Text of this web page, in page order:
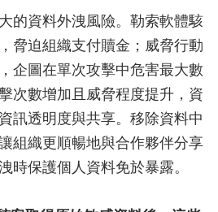
的資料外洩風險。勒索軟體駭
脅迫組織支付贖金；威脅行動
企圖在單次攻擊中危害最大數
次數增加且威脅程度提升，資
訊透明度與共享。移除資料中
組織更順暢地與合作夥伴分享
時保護個人資料免於暴露。